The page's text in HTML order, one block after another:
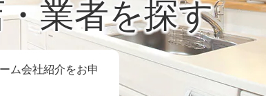
業者を探す
ム会社紹介をお申